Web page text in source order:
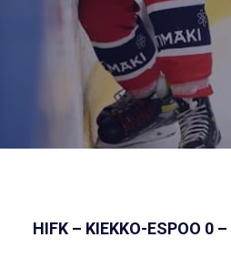
HIFK – KIEKKO-ESPOO 0